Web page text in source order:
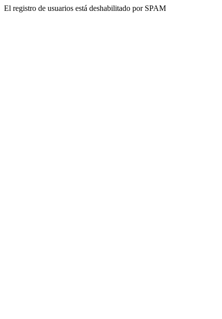
El registro de usuarios está deshabilitado por SPAM